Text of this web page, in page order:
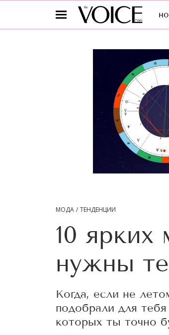
МОДА ТЕНДЕНЦИИ
10
нужны
Когда, если не
подобрали для
которых ты точно